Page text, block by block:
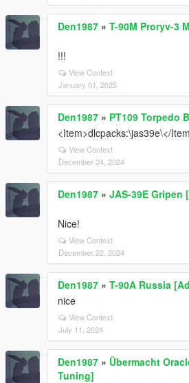
Den1987 » T-90M Proryv-3
!!!
View Context
January 01, 2025
Den1987 » PT109 Torpedo
<Item>dlcpacks:\jas39e\</
View Context
December 24, 2024
Den1987 » JAS-39E Gripen
Nice!
View Context
December 22, 2024
Den1987 » T-90A Russia
nice
View Context
July 11, 2024
Den1987 » Übermacht
Tuning]